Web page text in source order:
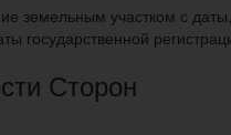
земельным участком с
государственной
Сторон